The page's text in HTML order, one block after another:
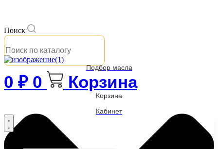
Поиск
Подбор масла
0 ₽ 0 Корзина
Корзина
Кабинет